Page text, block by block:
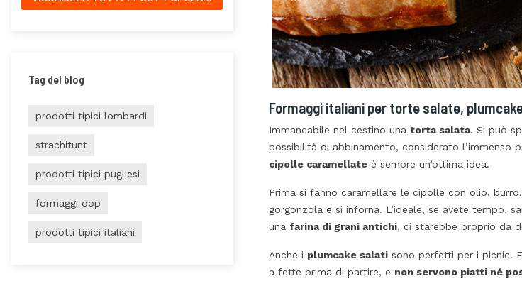
Tag del blog
prodotti tipici lombardi
strachitunt
prodotti tipici pugliesi
formaggi dop
prodotti tipici italiani
Formaggi italiani per torte salate,
Immancabile nel cestino una torta salata. Si può
possibilità di abbinamento, considerato l’immenso
cipolle caramellateè sempre un’ottima idea.
Prima si fanno caramellare le cipolle con olio,
gorgonzola e si inforna. L’ideale, se avete tempo,
una farina di grani antichi, ci starebbe proprio da
Anche i plumcake salatisono perfetti per i picnic.
a fette prima di partire, e non servono piatti né